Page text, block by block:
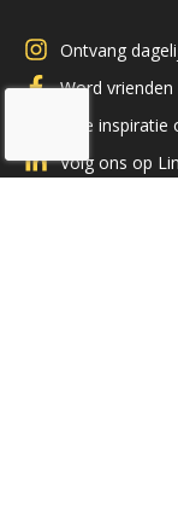
Ontvang
Word
Doe
Volg ons op